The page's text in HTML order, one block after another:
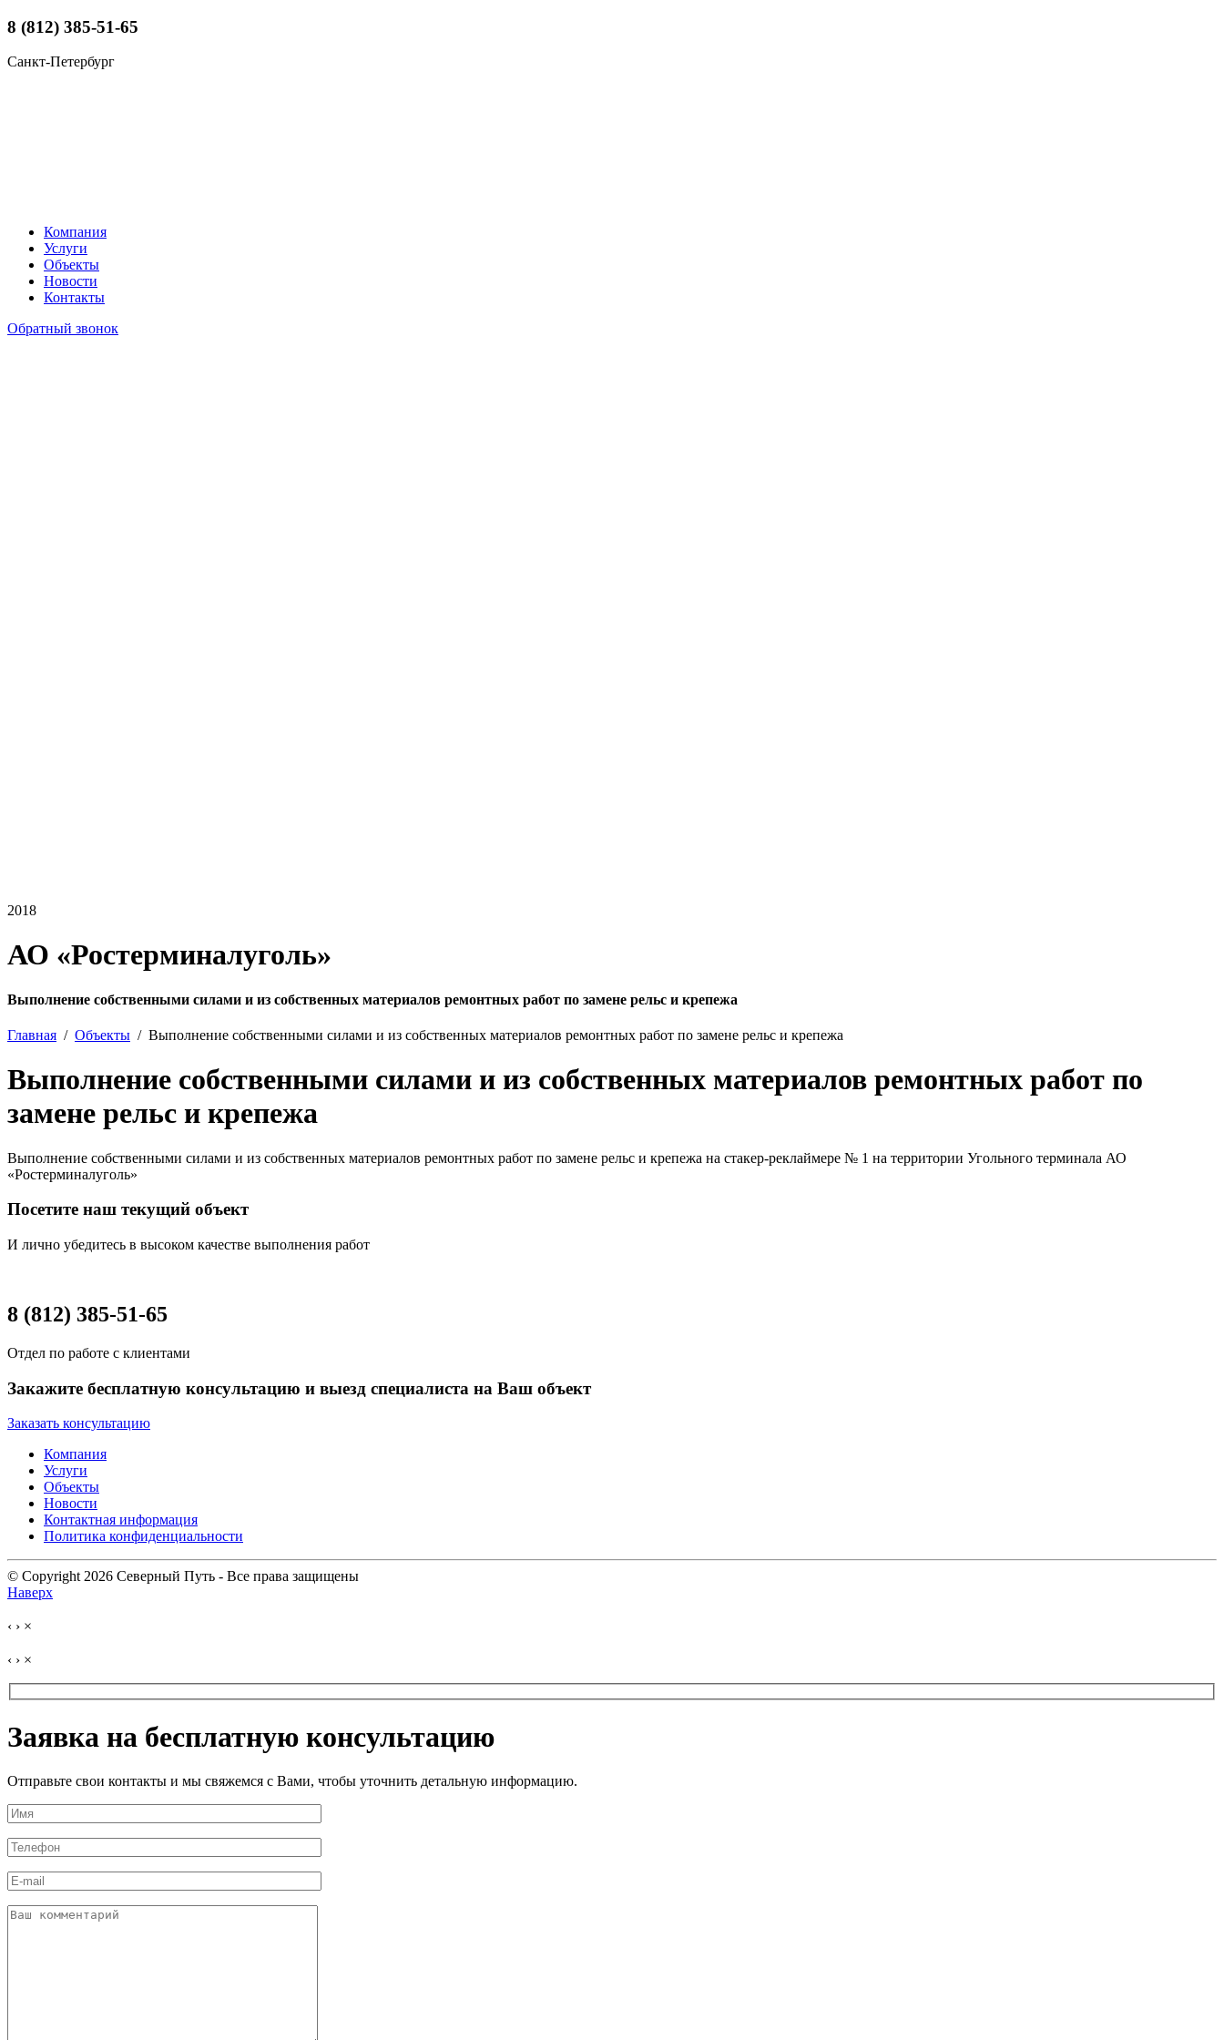
8 (812) 385-51-65
Санкт-Петербург
Компания
Услуги
Объекты
Новости
Контакты
Обратный звонок
2018
АО «Ростерминалуголь»
Выполнение собственными силами и из собственных материалов ремонтных работ по замене рельс и крепежа
Главная Объекты Выполнение собственными силами и из собственных материалов ремонтных работ по замене рельс и крепежа
Выполнение собственными силами и из собственных материалов ремонтных работ по
замене рельс и крепежа
Выполнение собственными силами и из собственных материалов ремонтных работ по замене рельс и крепежа на стакер-реклаймере № 1 на территории Угольного терминала АО
«Ростерминалуголь»
Посетите наш текущий объект
И лично убедитесь в высоком качестве выполнения работ
8 (812) 385-51-65
Отдел по работе с клиентами
Закажите бесплатную консультацию и выезд специалиста на Ваш объект
Заказать консультацию
Компания
Услуги
Объекты
Новости
Контактная информация
Политика конфиденциальности
© Copyright 2026 Северный Путь - Все права защищены
Наверх
‹ › ×
‹ › ×
Заявка на бесплатную консультацию
Отправьте свои контакты и мы свяжемся с Вами, чтобы уточнить детальную информацию.